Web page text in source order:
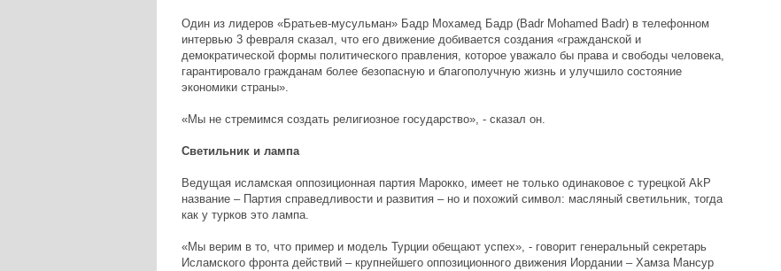
Один из лидеров «Братьев-мусульман» Бадр Мохамед Бадр (Badr Mohamed Badr) в телефонном
интервью 3 февраля сказал, что его движение добивается создания «гражданской и
демократической формы политического правления, которое уважало бы права и свободы человека,
гарантировало гражданам более безопасную и благополучную жизнь и улучшило состояние
экономики страны».
«Мы не стремимся создать религиозное государство», - сказал он.
Светильник и лампа
Ведущая исламская оппозиционная партия Марокко, имеет не только одинаковое с турецкой AkP
название – Партия справедливости и развития – но и похожий символ: масляный светильник, тогда
как у турков это лампа.
«Мы верим в то, что пример и модель Турции обещают успех», - говорит генеральный секретарь
Исламского фронта действий – крупнейшего оппозиционного движения Иордании – Хамза Мансур